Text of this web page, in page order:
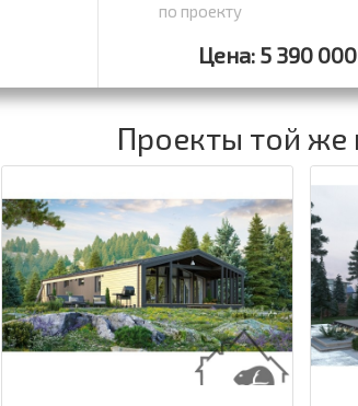
по проекту
Цена: 5 390
Проекты той